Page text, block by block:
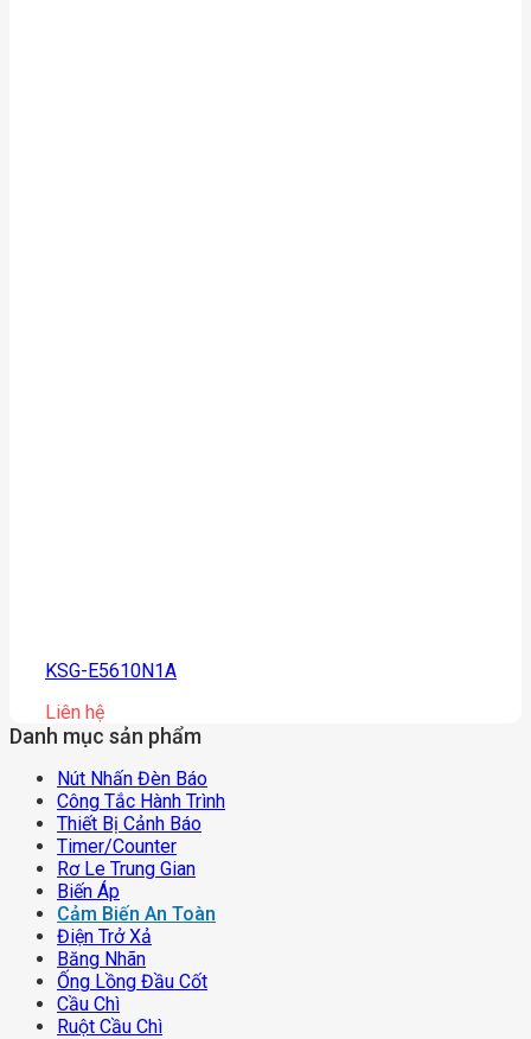
KSG-E5610N1A
Liên hệ
Danh mục sản phẩm
Nút Nhấn Đèn Báo
Công Tắc Hành Trình
Thiết Bị Cảnh Báo
Timer/counter
Rơ Le Trung Gian
Biến Áp
Cảm Biến An Toàn
Điện Trở Xả
Băng Nhãn
Ống Lồng Đầu Cốt
Cầu Chì
Ruột Cầu Chì